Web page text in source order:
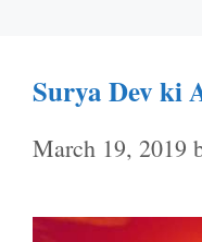
Surya Dev ki
March 19, 2019